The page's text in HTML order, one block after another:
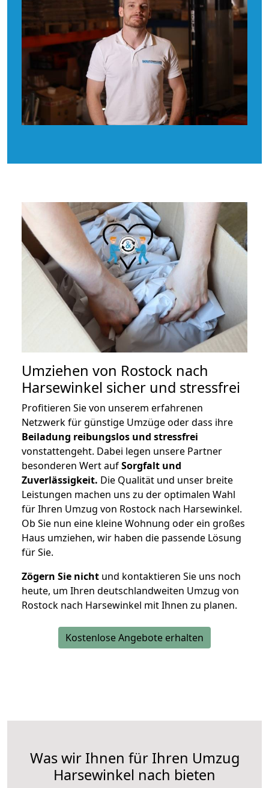
Umziehen von Rostock nach
Harsewinkel sicher und stressfrei
Profitieren Sie von unserem erfahrenen
Netzwerk für günstige Umzüge oder dass ihre
Beiladung reibungslos und stressfrei
vonstattengeht. Dabei legen unsere Partner
besonderen Wert aufSorgfalt und
Zuverlässigkeit. Die Qualität und unser breite
Leistungen machen uns zu der optimalen Wahl
für Ihren Umzug von Rostock nach Harsewinkel.
Ob Sie nun eine kleine Wohnung oder ein großes
Haus umziehen, wir haben die passende Lösung
für Sie.
Zögern Sie nicht und kontaktieren Sie uns noch
heute, um Ihren deutschlandweiten Umzug von
Rostock nach Harsewinkel mit Ihnen zu planen.
Kostenlose Angebote erhalten
Was wir Ihnen für Ihren Umzug
Harsewinkel nach bieten